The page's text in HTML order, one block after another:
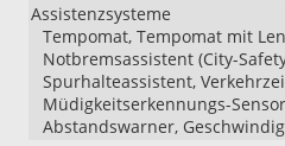
Assistenzsysteme
Tempomat, Tempomat mit
Notbremsassistent (City-
Spurhalteassistent,
Müdigkeitserkennungs-
Abstandswarner,